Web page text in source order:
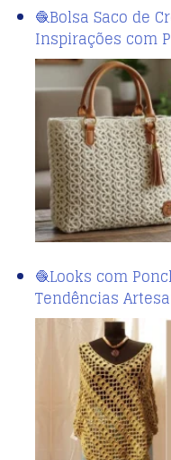
🧶Bolsa Saco de
Inspirações com
🧶Looks com
Tendências